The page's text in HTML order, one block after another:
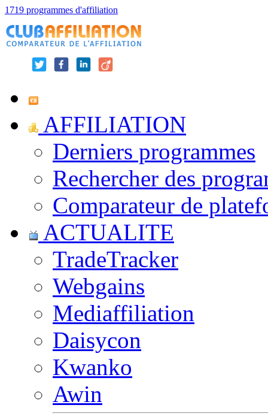
1719 programmes d'affiliation
AFFILIATION
Derniers programmes
Rechercher des
Comparateur de
ACTUALITE
TradeTracker
Webgains
Mediaffiliation
Daisycon
Kwanko
Awin